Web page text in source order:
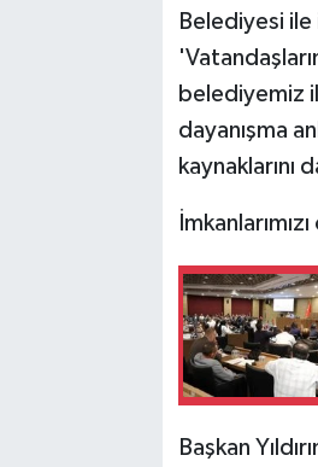
Belediyesi
belediyemiz
dayanışma
kaynaklarını
Başkan